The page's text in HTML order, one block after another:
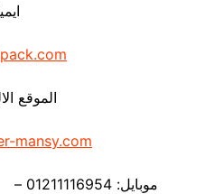
الموقع
mansy.com